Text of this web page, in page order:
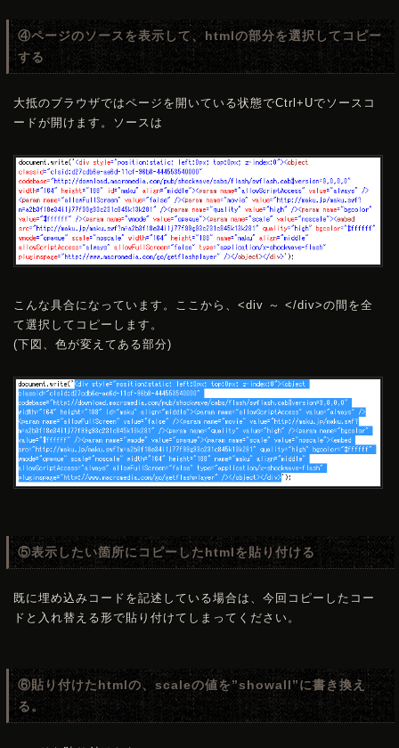
④ページのソースを表示して、htmlの部分を選択してコピー
する
大抵のブラウザではページを開いている状態でCtrl+Uでソースコ
ードが開けます。ソースは
こんな具合になっています。ここから、<div ～ </div>の間を全
て選択してコピーします。
(下図、色が変えてある部分)
⑤表示したい箇所にコピーしたhtmlを貼り付ける
既に埋め込みコードを記述している場合は、今回コピーしたコー
ドと入れ替える形で貼り付けてしまってください。
⑥貼り付けたhtmlの、scaleの値を”showall”に書き換え
る。